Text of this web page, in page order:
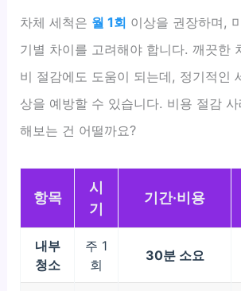
차체 세척은 월 1회 이상을 권장하며,
기별 차이를 고려해야 합니다. 깨끗한
비 절감에도 도움이 되는데, 정기적인
상을 예방할 수 있습니다. 비용 절감
해보는 건 어떨까요?
항목
시
기
기간·비용
내부
청소
주 1
회
30분 소요